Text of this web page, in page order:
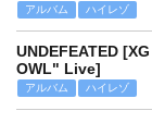
アルバム ハイレゾ
UNDEFEATED
OWL" Live]
アルバム ハイレゾ